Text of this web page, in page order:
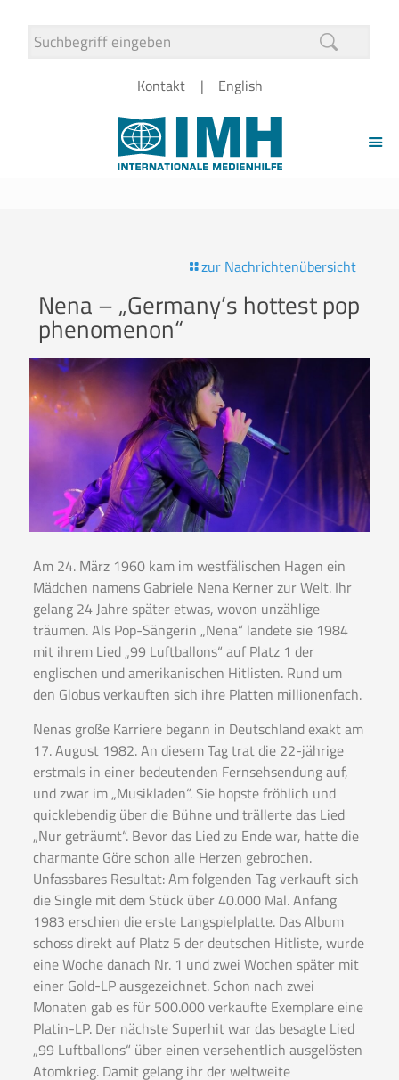
Kontakt English
zur Nachrichtenübersicht
Nena – „Germany’s hottest pop
phenomenon“
Am 24. März 1960 kam im westfälischen Hagen ein
Mädchen namens Gabriele Nena Kerner zur Welt. Ihr
gelang 24 Jahre später etwas, wovon unzählige
träumen. Als Pop-Sängerin „Nena“ landete sie 1984
mit ihrem Lied „99 Luftballons“ auf Platz 1 der
englischen und amerikanischen Hitlisten. Rund um
den Globus verkauften sich ihre Platten millionenfach.
Nenas große Karriere begann in Deutschland exakt am
17. August 1982. An diesem Tag trat die 22-jährige
erstmals in einer bedeutenden Fernsehsendung auf,
und zwar im „Musikladen“. Sie hopste fröhlich und
quicklebendig über die Bühne und trällerte das Lied
„Nur geträumt“. Bevor das Lied zu Ende war, hatte die
charmante Göre schon alle Herzen gebrochen.
Unfassbares Resultat: Am folgenden Tag verkauft sich
die Single mit dem Stück über 40.000 Mal. Anfang
1983 erschien die erste Langspielplatte. Das Album
schoss direkt auf Platz 5 der deutschen Hitliste, wurde
eine Woche danach Nr. 1 und zwei Wochen später mit
einer Gold-LP ausgezeichnet. Schon nach zwei
Monaten gab es für 500.000 verkaufte Exemplare eine
Platin-LP. Der nächste Superhit war das besagte Lied
„99 Luftballons“ über einen versehentlich ausgelösten
Atomkrieg. Damit gelang ihr der weltweite